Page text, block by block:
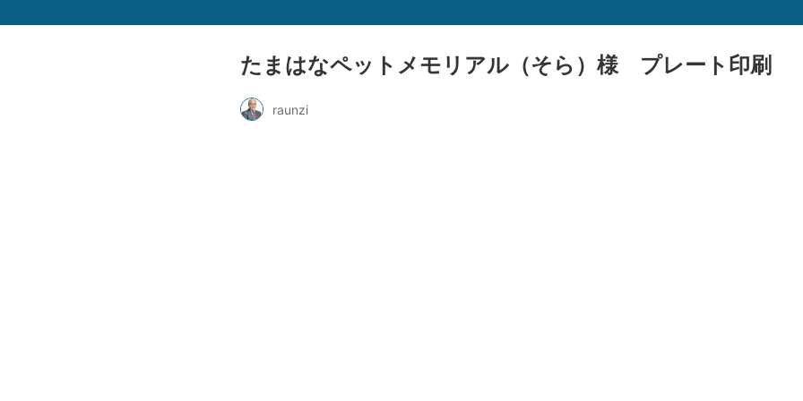
たまはなペットメモリアル（そら）様 プレート印刷
raunzi